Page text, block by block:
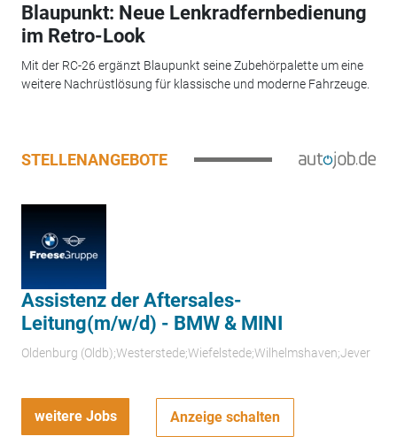
Blaupunkt: Neue Lenkradfernbedienung
im Retro-Look
Mit der RC-26 ergänzt Blaupunkt seine Zubehörpalette um eine
weitere Nachrüstlösung für klassische und moderne Fahrzeuge.
STELLENANGEBOTE
Assistenz der Aftersales-
Leitung(m/w/d) - BMW & MINI
Oldenburg (Oldb);Westerstede;Wiefelstede;Wilhelmshaven;Jever
weitere Jobs Anzeige schalten